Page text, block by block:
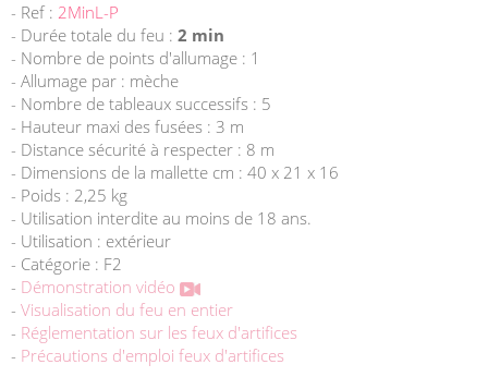
- Ref : 2MinL-P
- Durée totale du feu : 2 min
- Nombre de points d'allumage : 1
- Allumage par : mèche
- Nombre de tableaux successifs : 5
- Hauteur maxi des fusées : 3 m
- Distance sécurité à respecter : 8 m
- Dimensions de la mallette cm : 40 x 21 x 16
- Poids : 2,25 kg
- Utilisation interdite au moins de 18 ans.
- Utilisation : extérieur
- Catégorie : F2
- Démonstration vidéo
- Visualisation du feu en entier
- Réglementation sur les feux d'artifices
- Précautions d'emploi feux d'artifices